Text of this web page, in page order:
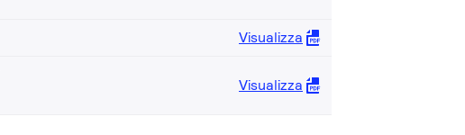
Visualizza
Visualizza